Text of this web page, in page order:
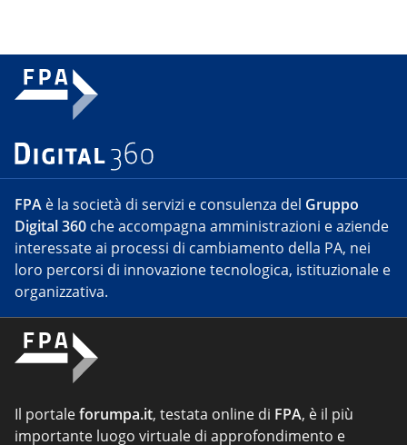
FPA è la società di servizi e consulenza del Gruppo
Digital 360 che accompagna amministrazioni e aziende
interessate ai processi di cambiamento della PA, nei
loro percorsi di innovazione tecnologica, istituzionale e
organizzativa.
Il portaleforumpa.it, testata online di FPA, è il più
importante luogo virtuale di approfondimento e